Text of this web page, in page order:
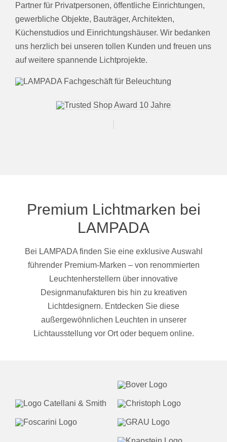
Partner für Privatpersonen, öffentliche Einrichtungen,
gewerbliche Objekte, Bauträger, Architekten,
Küchenstudios und Einrichtungshäuser. Wir bedanken
uns herzlich bei unseren tollen Kunden und freuen uns
auf weitere spannende Lichtprojekte.
Premium Lichtmarken bei
LAMPADA
Bei LAMPADA finden Sie eine exklusive Auswahl
führender Premium-Marken – von renommierten
Leuchtenherstellern über innovative
Designmanufakturen bis hin zu kreativen
Lichtdesignern. Entdecken Sie diese
außergewöhnlichen Leuchten in unserer
Lichtausstellung vor Ort oder bequem online.